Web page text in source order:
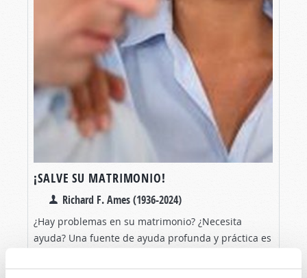
¡SALVE SU MATRIMONIO!
Richard F. Ames (1936-2024)
¿Hay problemas en su matrimonio? ¿Necesita
ayuda? Una fuente de ayuda profunda y práctica es
soluciones asombrosas que ayudan a mejorar la